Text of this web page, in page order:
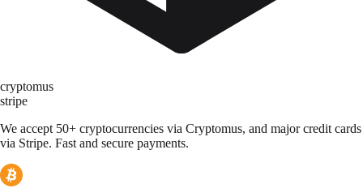
cryptomus
stripe
We accept 50+ cryptocurrencies via Cryptomus, and major credit cards
via Stripe. Fast and secure payments.